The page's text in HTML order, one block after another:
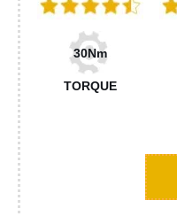
30Nm
TORQUE